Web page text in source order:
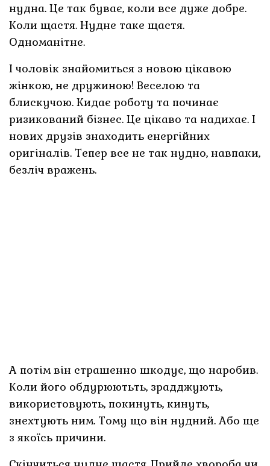
нудна. Це так буває, коли все дуже добре.
Коли щастя. Нудне таке щастя.
Одноманітне.
І чоловік знайомиться з новою цікавою
жінкою, не дружиною! Веселою та
блискучою. Кидає роботу та починає
ризикований бізнес. Це цікаво та надихає. І
нових друзів знаходить енергійних
оригіналів. Тепер все не так нудно, навпаки,
безліч вражень.
А потім він страшенно шкодує, що наробив.
Коли його обдурюютьть, зрадджують,
використовують, покинуть, кинуть,
знехтують ним. Тому що він нудний. Або ще
з якоїсь причини.